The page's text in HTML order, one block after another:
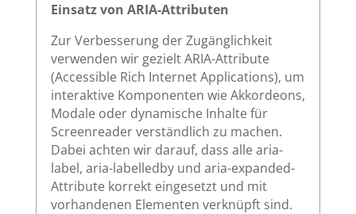
Einsatz von ARIA-Attributen
Zur Verbesserung der Zugänglichkeit
verwenden wir gezielt ARIA-Attribute
(Accessible Rich Internet Applications), um
interaktive Komponenten wie Akkordeons,
Modale oder dynamische Inhalte für
Screenreader verständlich zu machen.
Dabei achten wir darauf, dass alle aria-
label, aria-labelledby und aria-expanded-
Attribute korrekt eingesetzt und mit
vorhandenen Elementen verknüpft sind.